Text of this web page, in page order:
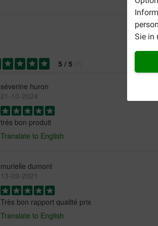
Sie in
5 / 5
séverine huron
21-10-2024
trés bon produit
Translate to English
murielle dumont
13-09-2021
Très bon rapport qualité prix
Translate to English